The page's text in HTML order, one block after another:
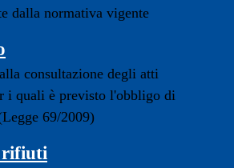
dalla normativa vigente
consultazione degli atti
i quali è previsto l'obbligo di
69/2009)
rifiuti